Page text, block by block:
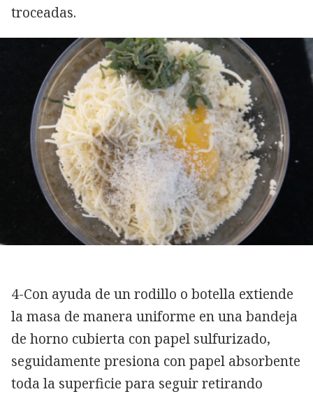
troceadas.
4-Con ayuda de un rodillo o botella extiende
la masa de manera uniforme en una bandeja
de horno cubierta con papel sulfurizado,
seguidamente presiona con papel absorbente
toda la superficie para seguir retirando